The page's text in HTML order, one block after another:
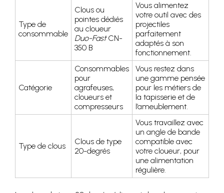
Type de
consommable
Clous ou
pointes dédiés
au cloueur
Duo-FastCN-
350 B
Vous alimentez
votre outil avec des
projectiles
parfaitement
adaptés à son
fonctionnement.
Catégorie
Consommables
pour
agrafeuses,
cloueurs et
compresseurs
Vous restez dans
une gamme pensée
pour les métiers de
la tapisserie et de
l’ameublement.
Type de clous
Clous de type
20-degrés
Vous travaillez avec
un angle de bande
compatible avec
votre cloueur, pour
une alimentation
régulière.